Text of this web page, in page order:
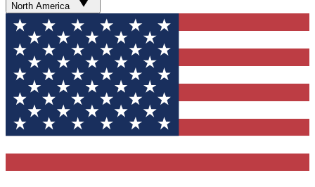
North America